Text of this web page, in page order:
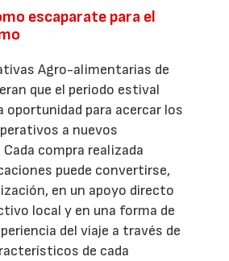
escaparate para el
Agro-alimentarias de
que el periodo estival
para acercar los
a nuevos
compra realizada
puede convertirse,
en un apoyo directo
local y en una forma de
del viaje a través de
de cada